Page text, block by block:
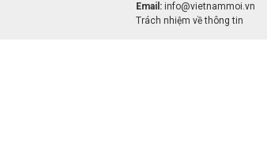
Email: info@vietnammoi.vn
Trách nhiệm về thông tin